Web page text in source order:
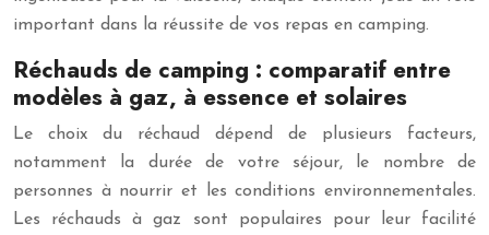
important dans la réussite de vos repas en camping.
Réchauds de camping : comparatif entre
modèles à gaz, à essence et solaires
Le choix du réchaud dépend de plusieurs facteurs,
notamment la durée de votre séjour, le nombre de
personnes à nourrir et les conditions environnementales.
Les réchauds à gaz sont populaires pour leur facilité